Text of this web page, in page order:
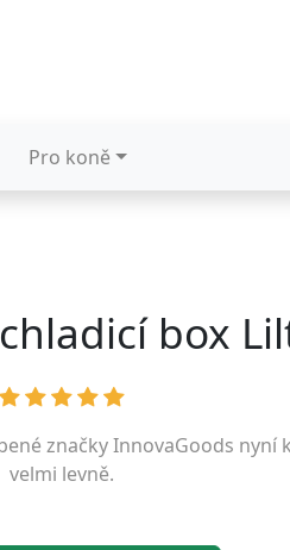
Pro koně
box
značkyInnovaGoods nyní
velmi levně.